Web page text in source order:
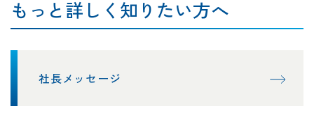
もっと詳しく知りたい方へ
社長メッセージ